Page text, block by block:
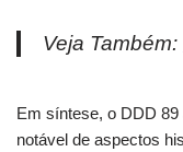
Veja Também:
Em síntese, o DDD
notável de aspectos